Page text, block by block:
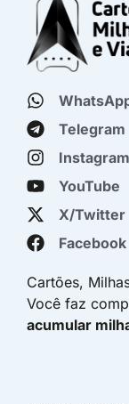
Telegram
Instagram
YouTube
X/Twitter
Facebook
Cartões,
Você faz
acumular